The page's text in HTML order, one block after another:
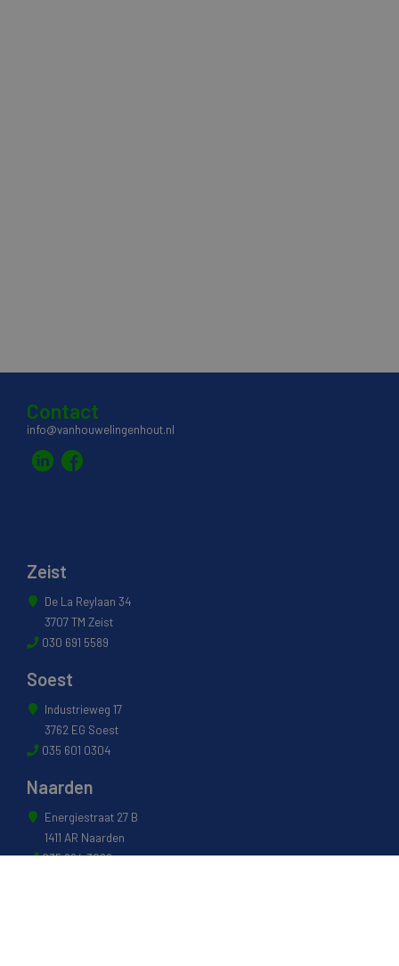
Contact
info@vanhouwelingenhout.nl
Zeist
De La Reylaan 34
3707 TM Zeist
030 691 5589
Soest
Industrieweg 17
3762 EG Soest
035 601 0304
Naarden
Energiestraat 27 B
1411 AR Naarden
035 694 3088